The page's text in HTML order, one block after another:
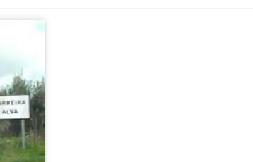
e são as mesmas do exame oficial.